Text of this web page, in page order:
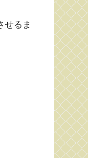
せるま